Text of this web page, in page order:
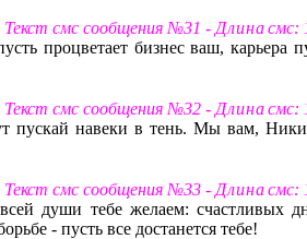
смс сообщения №31 - Д л и н асмс:
процветает бизнес ваш, карьера
смс сообщения №32 - Д л и н асмс:
пускай навеки в тень. Мы вам,
смс сообщения №33 - Д л и н асмс:
души тебе желаем: счастливых
- пусть все достанется тебе!